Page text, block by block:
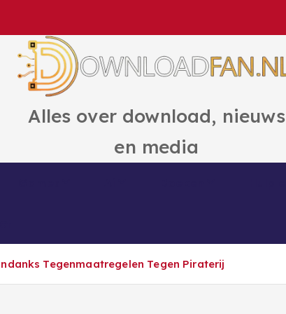
Alles over download, nieuws
en media
Tegenmaatregelen Tegen Piraterij